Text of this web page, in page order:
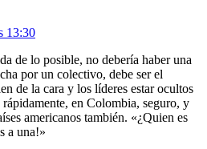
13:30
de lo posible, no debería haber una
por un colectivo, debe ser el
de la cara y los líderes estar ocultos
en Colombia, seguro, y
americanos también. «¿Quien es
a una!»